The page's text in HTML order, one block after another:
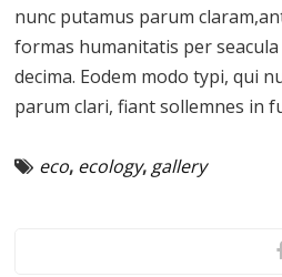
nunc putamus parum
formas humanitatis per
decima. Eodem modo typi, qui
parum clari, fiant sollemnes in
eco, ecology, gallery